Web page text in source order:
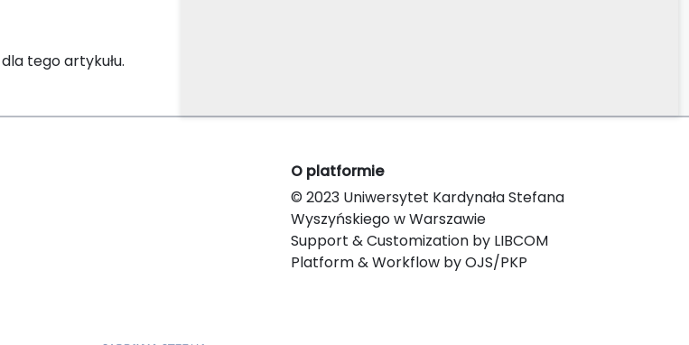
dla tego artykułu.
O platformie
© 2023 Uniwersytet Kardynała Stefana
Wyszyńskiego w Warszawie
Support & Customization by LIBCOM
Platform & Workflow by OJS/PKP